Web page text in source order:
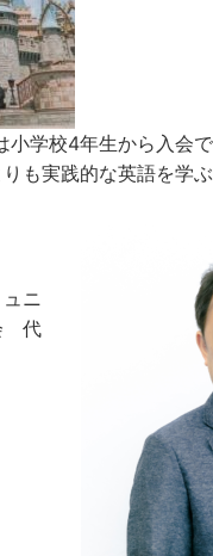
学校4年生から入会で
も実践的な英語を学ぶ
ニ
代